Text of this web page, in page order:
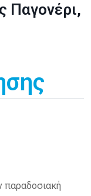
Παγονέρι,
παραδοσιακή